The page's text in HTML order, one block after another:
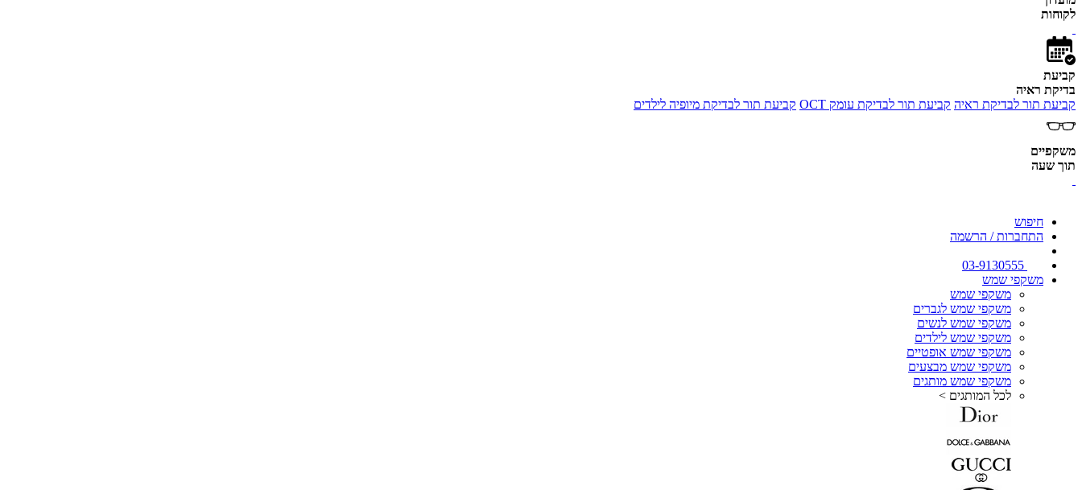
לקוחות
קביעת
בדיקת ראיה
קביעת תור לבדיקת ראיה קביעת תור לבדיקת עומק OCT קביעת תור לבדיקת מיופיה לילדים
משקפיים
תוך שעה
חיפוש
התחברות / הרשמה
משקפי שמש
משקפי שמש
משקפי שמש לגברים
משקפי שמש לנשים
משקפי שמש לילדים
משקפי שמש אופטיים
משקפי שמש מבצעים
משקפי שמש מותגים
לכל המותגים >